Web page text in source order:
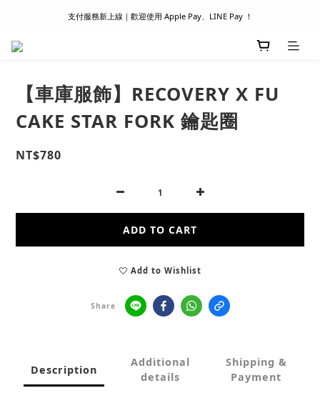
滿 1500 超商取貨免運 │ WORLDWIDE SHIPPING
支付服務新上線｜歡迎使用 Apple Pay、LINE Pay ！
【車庫服飾】RECOVERY X FU
CAKE STAR FORK 鑰匙圈
NT$780
ADD TO CART
Add to Wishlist
Share
Description
Additional
details
Shipping &
Payment